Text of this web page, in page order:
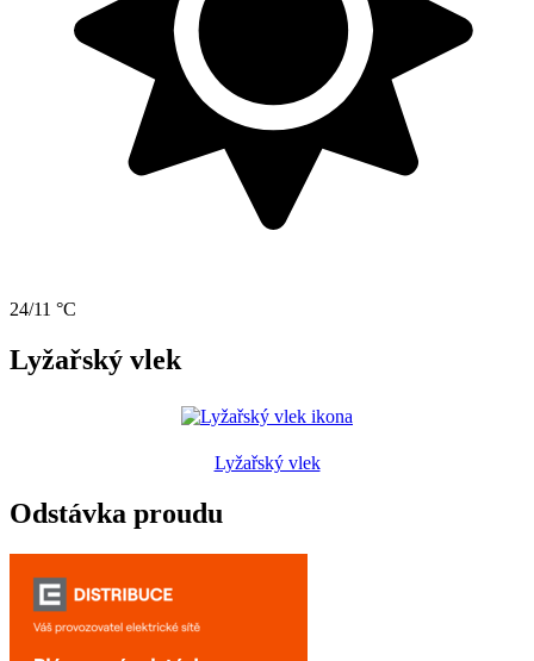
24/11 °C
Lyžařský vlek
Lyžařský vlek
Odstávka proudu